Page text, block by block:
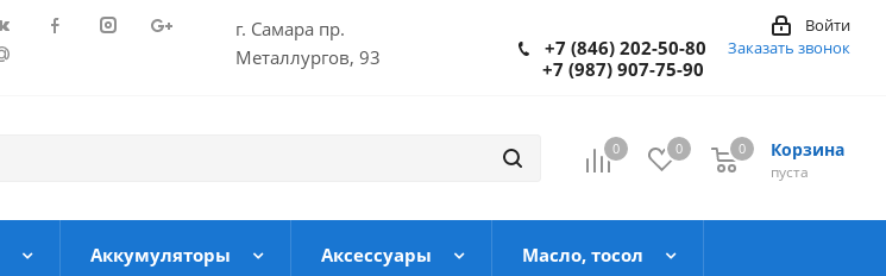
г. Самара пр.
Металлургов, 93
Войти
+7 (846) 202-50-80
+7 (987) 907-75-90
Заказать звонок
0 0 Корзина
пуста
0
Аккумуляторы Аксессуары Масло, тосол